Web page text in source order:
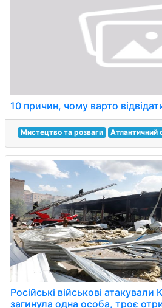
10 причин, чому варто
Мистецтво та розваги Атлантичний
Російські військові атакували
загинула одна особа, троє